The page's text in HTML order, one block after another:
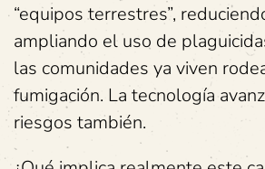
“equipos terrestres”,
ampliando el uso de
las comunidades ya viven
fumigación. La tecnología
riesgos también.